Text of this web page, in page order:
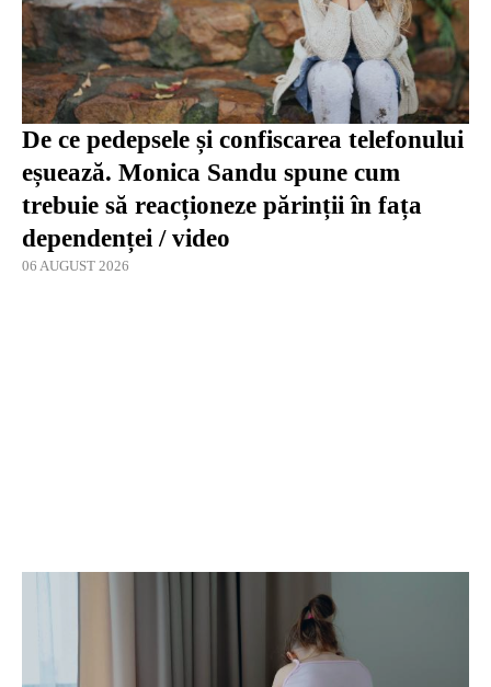
De ce pedepsele și confiscarea telefonului
eșuează. Monica Sandu spune cum
trebuie să reacționeze părinții în fața
dependenței / video
06 AUGUST 2026